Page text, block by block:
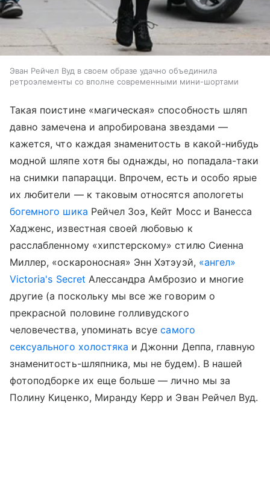
Эван Рейчел Вуд в своем образе удачно объединила
ретроэлементы со вполне современными мини-шортами
Такая поистине «магическая» способность шляп
давно замечена и апробирована звездами —
кажется, что каждая знаменитость в какой-нибудь
модной шляпе хотя бы однажды, но попадала-таки
на снимки папарацци. Впрочем, есть и особо ярые
их любители — к таковым относятся апологеты
богемного шика Рейчел Зоэ, Кейт Мосс и Ванесса
Хадженс, известная своей любовью к
расслабленному «хипстерскому» стилю Сиенна
Миллер, «оскароносная» Энн Хэтэуэй, «ангел»
Victoria's Secret Алессандра Амброзио и многие
другие (а поскольку мы все же говорим о
прекрасной половине голливудского
человечества, упоминать всуесамого
сексуального холостяка и Джонни Деппа, главную
знаменитость-шляпника, мы не будем). В нашей
фотоподборке их еще больше — лично мы за
Полину Киценко, Миранду Керр и Эван Рейчел Вуд.